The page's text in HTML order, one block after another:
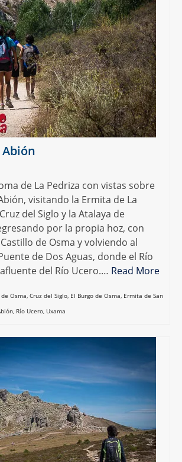
de La Pedriza con vistas sobre
visitando la Ermita de La
del Siglo y la Atalaya de
por la propia hoz, con
de Osma y volviendo al
de Dos Aguas, donde el Río
del Río Ucero.… Read More
Osma, Cruz del Siglo, El Burgo de Osma, Ermita de San
, Río Ucero, Uxama